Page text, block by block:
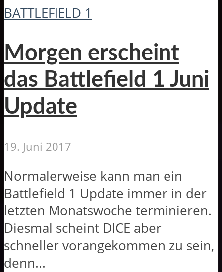
BATTLEFIELD 1
Morgen erscheint
das Battlefield 1 Juni
Update
19. Juni 2017
Normalerweise kann man ein
Battlefield 1 Update immer in der
letzten Monatswoche terminieren.
Diesmal scheint DICE aber
schneller vorangekommen zu sein,
denn...